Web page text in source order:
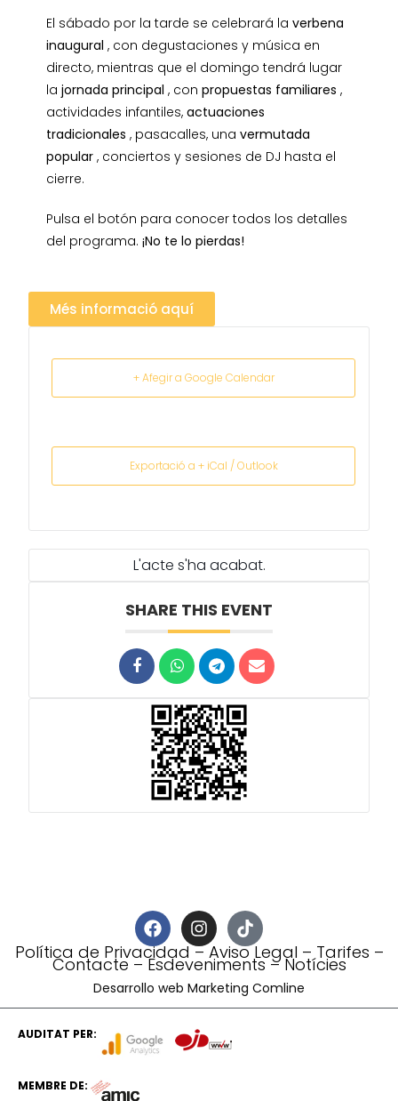
L'acte s'ha acabat.
SHARE THIS EVENT
El sábado por la tarde se celebrará laverbena
inaugural , con degustaciones y música en
directo, mientras que el domingo tendrá lugar
lajornada principal , conpropuestas familiares ,
actividades infantiles,actuaciones
tradicionales , pasacalles, unavermutada
popular , conciertos y sesiones de DJ hasta el
cierre.
Pulsa el botón para conocer todos los detalles
del programa.¡No te lo pierdas!
Més informació aquí
+ Afegir a Google Calendar
Exportació a + iCal / Outlook
Política de Privacidad–Aviso Legal –Tarifes –
Contacte –Esdeveniments– Notícies
Desarrollo web Marketing Comline
AUDITAT PER:
MEMBRE DE: